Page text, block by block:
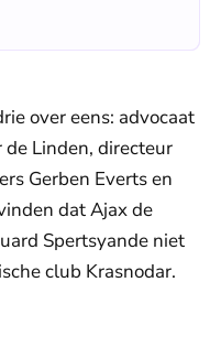
over eens: advocaat
Linden, directeur
Gerben Everts en
dat Ajax de
Spertsyande niet
club Krasnodar.